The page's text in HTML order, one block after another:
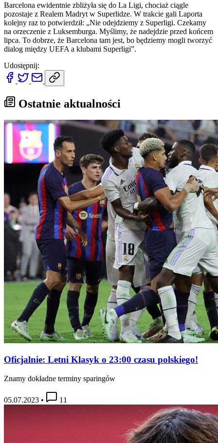
Barcelona ewidentnie zbliżyła się do La Ligi, chociaż ciągle
pozostaje z Realem Madryt w Superlidze. W trakcie gali Laporta
kolejny raz to potwierdził: „Nie odejdziemy z Superligi. Czekamy
na orzeczenie z Luksemburga. Myślimy, że nadejdzie przed końcem
lipca. To dobrze, że Barcelona tam jest, bo będziemy mogli tworzyć
dialog między UEFA a klubami Superligi”.
Udostępnij:
Ostatnie aktualności
Oficjalnie: Letni Klasyk o 23:00 czasu polskiego!
Znamy dokładne terminy sparingów
05.07.2023 • 11